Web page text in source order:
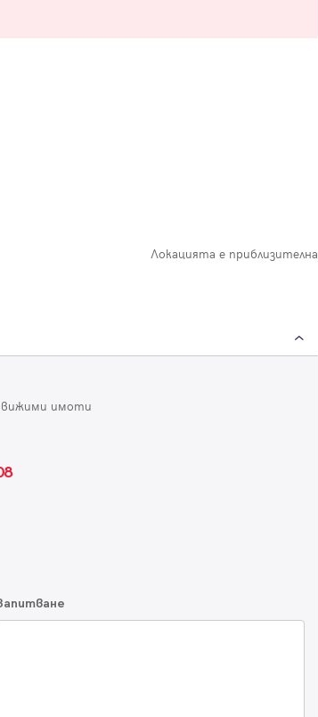
Локацията е приблизителна
имоти
ви! Очаквайте скоро да се свържем с вас!
информация.
Продължи с Google